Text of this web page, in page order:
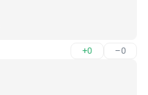
+0 –0